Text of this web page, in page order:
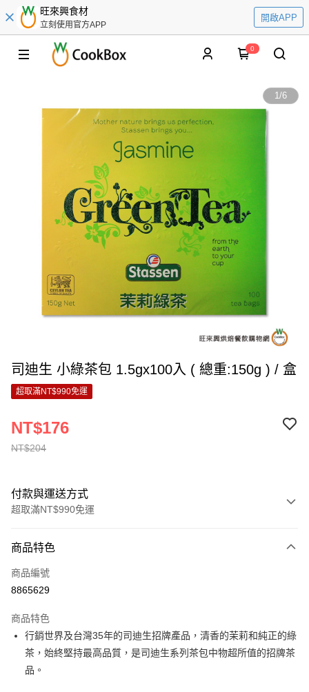
旺來興食材
立刻使用官方APP
開啟APP
0
1/6
司迪生 小綠茶包 1.5gx100入 ( 總重:150g ) / 盒
超取滿NT$990免運
NT$204
NT$176
付款與運送方式
超取滿NT$990免運
信用卡一次付款
超商取貨付款
Apple Pay
街口支付
商品特色
商品編號
8865629
商品特色
行銷世界及台灣35年的司迪生招牌產品，清香的茉莉和純正的綠
茶，始終堅持最高品質，是司迪生系列茶包中物超所值的招牌茶
品。